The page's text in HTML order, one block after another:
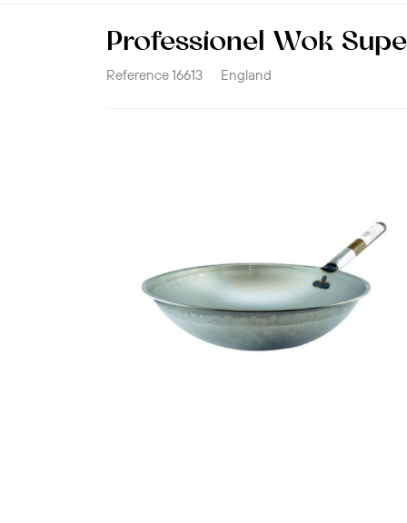
Frisk Frugt
Professionel Wok
Reference16613 England